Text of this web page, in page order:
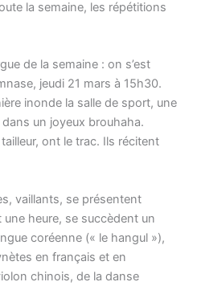
la semaine, les répétitions
de la semaine : on s’est
jeudi 21 mars à 15h30.
inonde la salle de sport, une
dans un joyeux brouhaha.
ont le trac. Ils récitent
vaillants, se présentent
heure, se succèdent un
coréenne (« le hangul »),
en français et en
chinois, de la danse